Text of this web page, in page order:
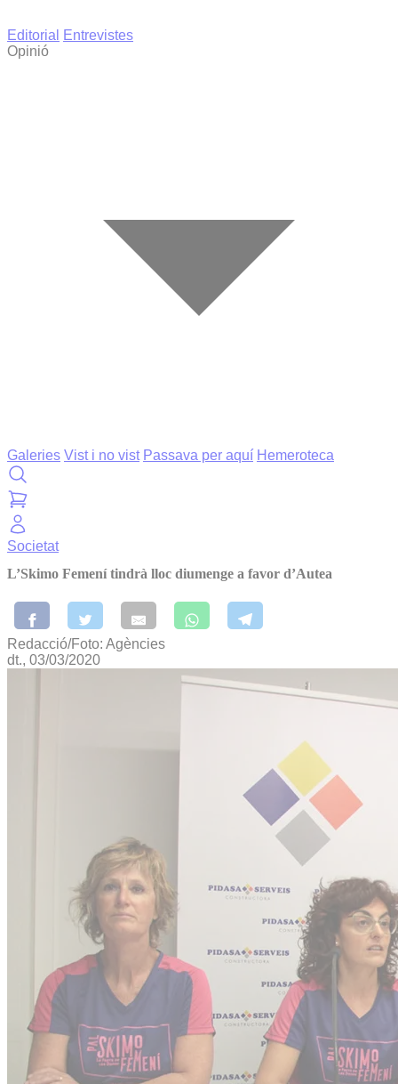
Editorial
Entrevistes
Opinió
Galeries Vist i no vist Passava per aquí Hemeroteca
Societat
L’Skimo Femení tindrà lloc diumenge a favor d’Autea
Redacció/Foto: Agències
dt., 03/03/2020